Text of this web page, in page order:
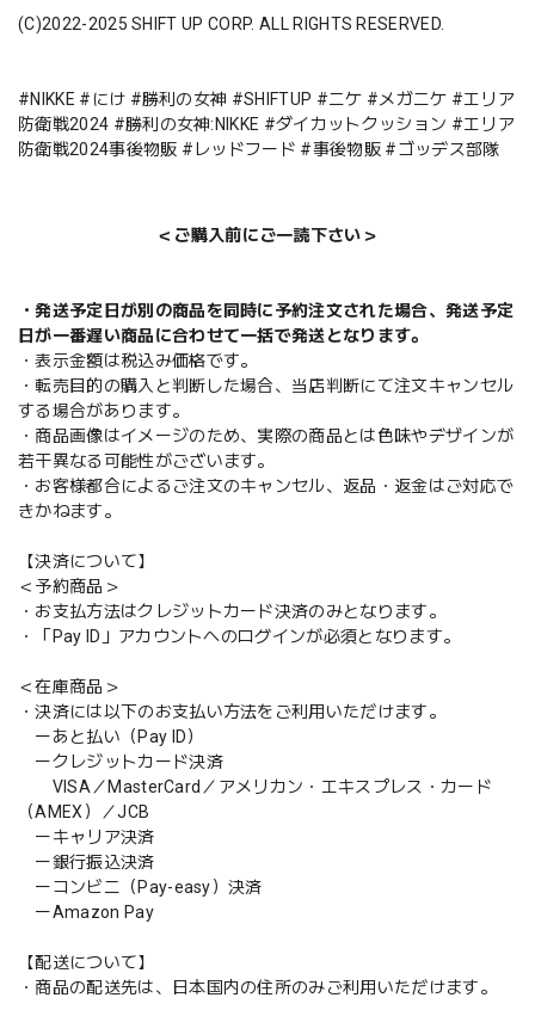
(C)2022-2025 SHIFT UP CORP. ALL RIGHTS RESERVED.
#NIKKE #にけ #勝利の女神 #SHIFTUP #ニケ #メガニケ #エリア
防衛戦2024 #勝利の女神:NIKKE #ダイカットクッション #エリア
防衛戦2024事後物販 #レッドフード #事後物販 #ゴッデス部隊
＜ご購入前にご一読下さい＞
・発送予定日が別の商品を同時に予約注文された場合、発送予定
日が一番遅い商品に合わせて一括で発送となります。
・表示金額は税込み価格です。
・転売目的の購入と判断した場合、当店判断にて注文キャンセル
する場合があります。
・商品画像はイメージのため、実際の商品とは色味やデザインが
若干異なる可能性がございます。
・お客様都合によるご注文のキャンセル、返品・返金はご対応で
きかねます。
【決済について】
＜予約商品＞
・お支払方法はクレジットカード決済のみとなります。
・「Pay ID」アカウントへのログインが必須となります。
＜在庫商品＞
・決済には以下のお支払い方法をご利用いただけます。
ーあと払い（Pay ID）
ークレジットカード決済
VISA／MasterCard／アメリカン・エキスプレス・カード
（AMEX）／JCB
ーキャリア決済
ー銀行振込決済
ーコンビニ（Pay-easy）決済
ーAmazon Pay
【配送について】
・商品の配送先は、日本国内の住所のみご利用いただけます。